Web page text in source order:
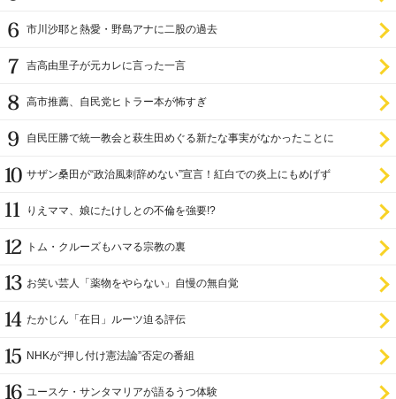
市川沙耶と熱愛・野島アナに二股の過去
吉高由里子が元カレに言った一言
高市推薦、自民党ヒトラー本が怖すぎ
自民圧勝で統一教会と萩生田めぐる新たな事実がなかったことに
サザン桑田が“政治風刺辞めない”宣言！紅白での炎上にもめげず
りえママ、娘にたけしとの不倫を強要!?
トム・クルーズもハマる宗教の裏
お笑い芸人「薬物をやらない」自慢の無自覚
たかじん「在日」ルーツ迫る評伝
NHKが“押し付け憲法論”否定の番組
ユースケ・サンタマリアが語るうつ体験